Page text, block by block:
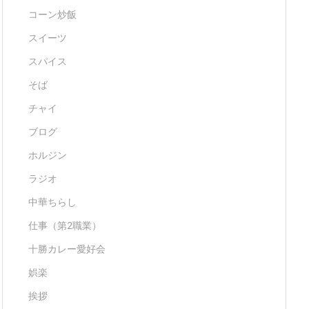
コーン炒飯
スイーツ
スパイス
そば
チャイ
ブログ
ホルジン
ラジオ
中華ちらし
仕事（第2職業）
十勝カレー愛好会
娯楽
挨拶